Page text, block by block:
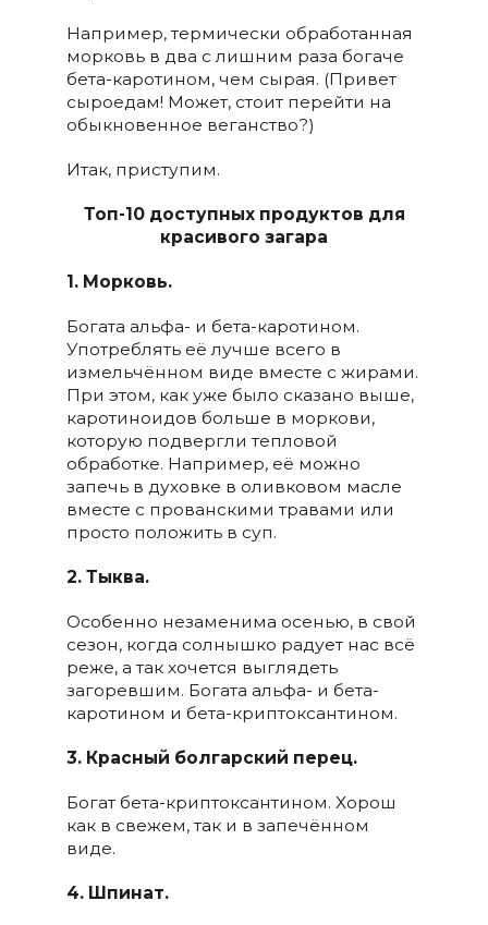
Например, термически обработанная
морковь в два с лишним раза богаче
бета-каротином, чем сырая. (Привет
сыроедам! Может, стоит перейти на
обыкновенное веганство?)
Итак, приступим.
Топ-10 доступных продуктов для
красивого загара
1. Морковь.
Богата альфа- и бета-каротином.
Употреблять её лучше всего в
измельчённом виде вместе с жирами.
При этом, как уже было сказано выше,
каротиноидов больше в моркови,
которую подвергли тепловой
обработке. Например, её можно
запечь в духовке в оливковом масле
вместе с прованскими травами или
просто положить в суп.
2. Тыква.
Особенно незаменима осенью, в свой
сезон, когда солнышко радует нас всё
реже, а так хочется выглядеть
загоревшим. Богата альфа- и бета-
каротином и бета-криптоксантином.
3. Красный болгарский перец.
Богат бета-криптоксантином. Хорош
как в свежем, так и в запечённом
виде.
4. Шпинат.